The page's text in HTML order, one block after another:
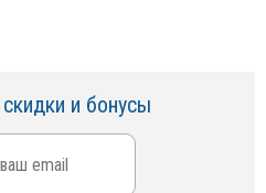
и бонусы